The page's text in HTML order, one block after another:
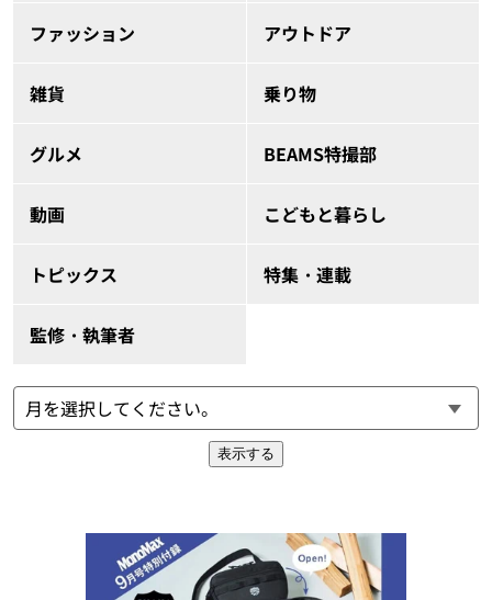
ファッション アウトドア
雑貨 乗り物
グルメ BEAMS特撮部
動画 こどもと暮らし
トピックス 特集・連載
監修・執筆者
表示する